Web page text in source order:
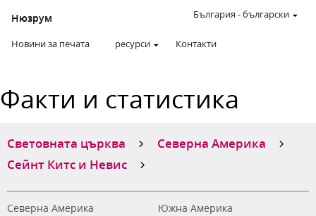
Нюзрум
Новини за печата ресурси Контакти
България -български
Факти и статистика
Световната църква
Северна Америка
Сейнт Китс и Невис
Северна Америка
Южна Америка